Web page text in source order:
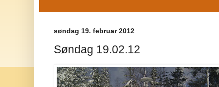
søndag 19. februar 2012
Søndag 19.02.12